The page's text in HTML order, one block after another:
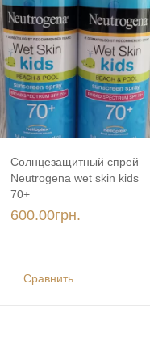
Солнцезащитный спрей
Neutrogena wet skin kids
70+
600.00грн.
Сравнить